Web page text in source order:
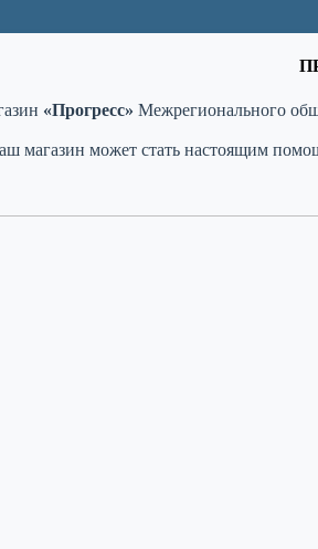
«Прогресс» Межрегионального
магазин может стать настоящим